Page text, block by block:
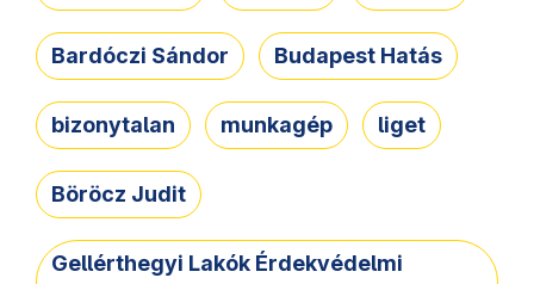
Bardóczi Sándor Budapest Hatás
bizonytalan munkagép liget
Böröcz Judit
Gellérthegyi Lakók Érdekvédelmi